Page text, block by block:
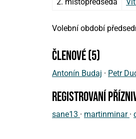
Volební období
členové (5)
Antonín Budaj · Petr
registrovaní
sane13 · martinminar ·